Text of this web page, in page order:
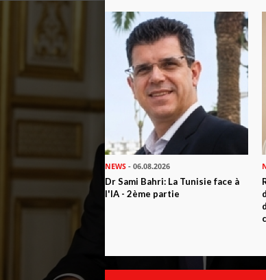
NEWS - 06.08.2026
Dr Sami Bahri: La Tunisie face à
l'IA - 2ème partie